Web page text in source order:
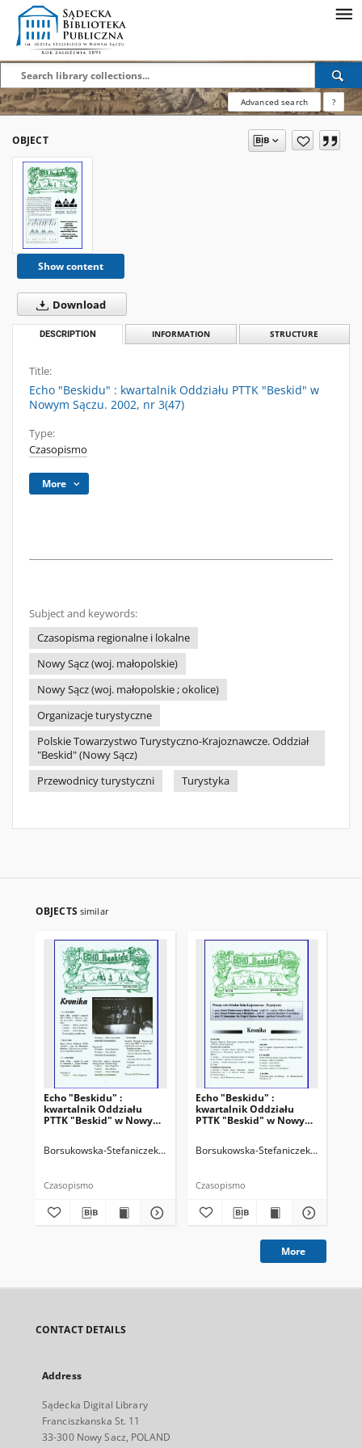
Advanced search ?
OBJECT
Show content
Download
DESCRIPTION INFORMATION STRUCTURE
Title:
Echo "Beskidu" : kwartalnik Oddziału PTTK "Beskid" w
Nowym Sączu. 2002, nr 3(47)
Type:
Czasopismo
More
Subject and keywords:
Czasopisma regionalne i lokalne
Nowy Sącz (woj. małopolskie)
Nowy Sącz (woj. małopolskie ; okolice)
Organizacje turystyczne
Polskie Towarzystwo Turystyczno-Krajoznawcze. Oddział
"Beskid" (Nowy Sącz)
Przewodnicy turystyczni
Turystyka
OBJECTS similar
Echo "Beskidu" :
kwartalnik Oddziału
PTTK "Beskid" w Nowym
Borsukowska-Stefaniczek, Małgorzata. Redaktor Sobczyk, Adam.
Czasopismo
Echo "Beskidu" :
kwartalnik Oddziału
PTTK "Beskid" w Nowym
Borsukowska-Stefaniczek,
Czasopismo
More
CONTACT DETAILS
Address
Sądecka Digital Library
Franciszkanska St. 11
33-300 Nowy Sacz, POLAND